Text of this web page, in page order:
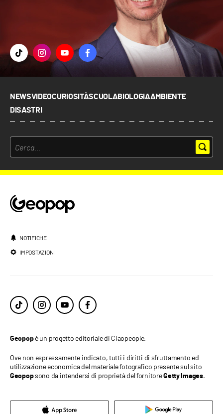
NEWSVIDEOCURIOSITÀSCUOLABIOLOGIAAMBIENTE
DISASTRI
NOTIFICHE
IMPOSTAZIONI
Geopopè un progetto editoriale di Ciaopeople.
Ove non espressamente indicato, tutti i diritti di sfruttamento ed
utilizzazione economica del materiale fotografico presente sul sito
Geopopsono da intendersi di proprietà del fornitoreGetty Images.